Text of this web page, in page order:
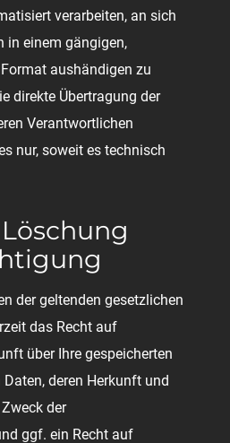
verarbeiten, an sich
in einem gängigen,
aushändigen zu
direkte Übertragung der
Verantwortlichen
nur, soweit es technisch
der geltenden gesetzlichen
das Recht auf
über Ihre gespeicherten
deren Herkunft und
der
ggf. ein Recht auf